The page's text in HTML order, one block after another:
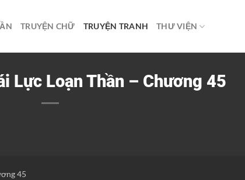
TRUYỆN CHỮ TRUYỆN TRANH THƯ VIỆN
Lực Loạn Thần – Chương 45
45